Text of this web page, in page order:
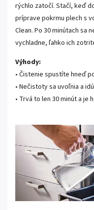
rýchlo zatočí. Stačí, keď
príprave pokrmu plech s
Clean. Po 30 minútach sa
vychladne, ľahko ich
Výhody:
• Čistenie spustíte hneď
• Nečistoty sa uvoľnia a
• Trvá to len 30 minút a je